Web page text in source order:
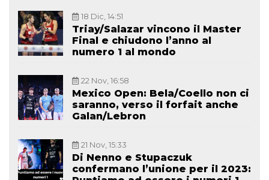
18 Dic, 14:51
Triay/Salazar vincono il Master
Final e chiudono l’anno al
numero 1 al mondo
22 Nov, 16:58
Mexico Open: Bela/Coello non ci
saranno, verso il forfait anche
Galan/Lebron
21 Nov, 15:33
Di Nenno e Stupaczuk
confermano l’unione per il 2023: